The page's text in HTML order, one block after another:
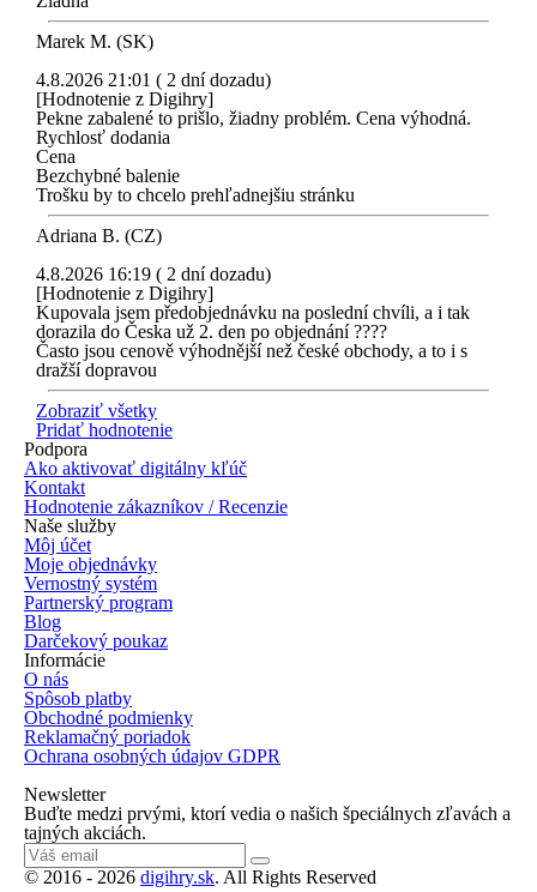
Marek M. (SK)
4.8.2026 21:01 ( 2 dní dozadu)
[Hodnotenie z Digihry]
Pekne zabalené to prišlo, žiadny problém. Cena výhodná.
Rychlosť dodania
Cena
Bezchybné balenie
Trošku by to chcelo prehľadnejšiu stránku
Adriana B. (CZ)
4.8.2026 16:19 ( 2 dní dozadu)
[Hodnotenie z Digihry]
Kupovala jsem předobjednávku na poslední chvíli, a i tak
dorazila do Česka už 2. den po objednání ????
Často jsou cenově výhodnější než české obchody, a to i s
dražší dopravou
Zobraziť všetky
Pridať hodnotenie
Podpora
Ako aktivovať digitálny kľúč
Kontakt
Hodnotenie zákazníkov / Recenzie
Naše služby
Môj účet
Moje objednávky
Vernostný systém
Partnerský program
Blog
Darčekový poukaz
Informácie
O nás
Spôsob platby
Obchodné podmienky
Reklamačný poriadok
Ochrana osobných údajov GDPR
Newsletter
Buďte medzi prvými, ktorí vedia o našich špeciálnych zľavách a
tajných akciách.
© 2016 - 2026 digihry.sk. All Rights Reserved